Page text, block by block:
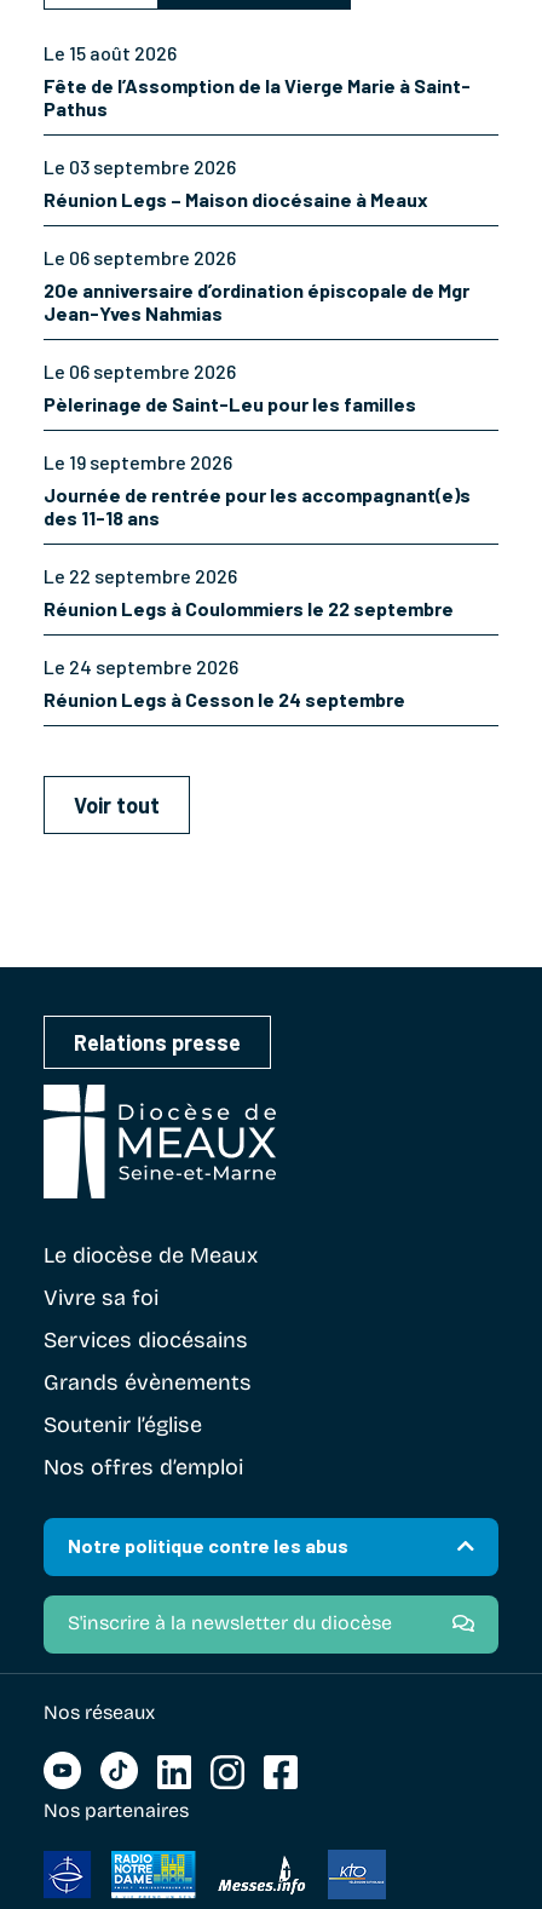
Le 15 août 2026
Fête de l’Assomption de la Vierge Marie à Saint-
Pathus
Le 03 septembre 2026
Réunion Legs – Maison diocésaine à Meaux
Le 06 septembre 2026
20e anniversaire d’ordination épiscopale de Mgr
Jean-Yves Nahmias
Le 06 septembre 2026
Pèlerinage de Saint-Leu pour les familles
Le 19 septembre 2026
Journée de rentrée pour les accompagnant(e)s
des 11-18 ans
Le 22 septembre 2026
Réunion Legs à Coulommiers le 22 septembre
Le 24 septembre 2026
Réunion Legs à Cesson le 24 septembre
Voir tout
Relations presse
Le diocèse de Meaux
Vivre sa foi
Services diocésains
Grands évènements
Soutenir l’église
Nos offres d’emploi
Notre politique contre les abus
S'inscrire à la newsletter du diocèse
Nos réseaux
Nos partenaires